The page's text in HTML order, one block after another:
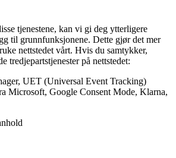
tjenestene, kan vi gi deg ytterligere
til grunnfunksjonene. Dette gjør det mer
nettstedet vårt. Hvis du samtykker,
tredjepartstjenester på nettstedet:
UET (Universal Event Tracking)
Microsoft, Google Consent Mode, Klarna,